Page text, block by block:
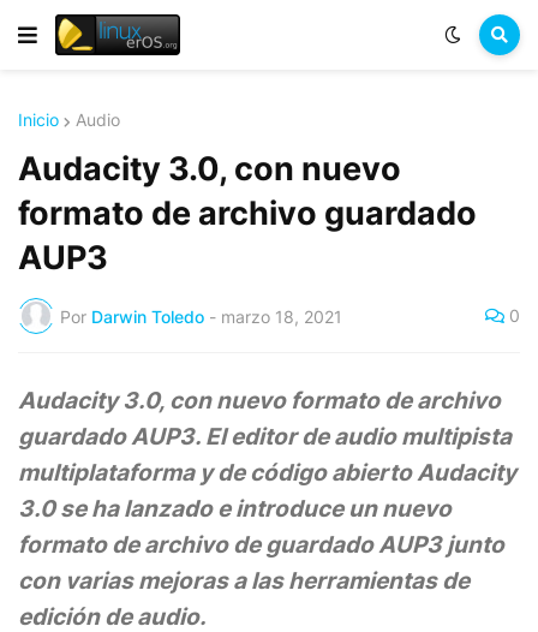
Inicio Audio
Audacity 3.0, con nuevo
formato de archivo guardado
AUP3
Por Darwin Toledo - marzo 18, 2021 0
Audacity 3.0, con nuevo formato de archivo
guardado AUP3. El editor de audio multipista
multiplataforma y de código abierto Audacity
3.0 se ha lanzado e introduce un nuevo
formato de archivo de guardado AUP3 junto
con varias mejoras a las herramientas de
edición de audio.